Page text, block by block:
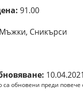
91.00
Мъжки, Сникърси
са обновени преди